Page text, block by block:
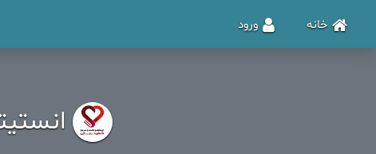
خانه ورود